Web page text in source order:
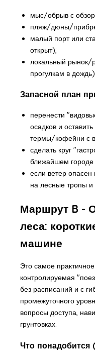
мыс/обрыв с
пляж/дюны/
малый порт или
открыт);
локальный рынок/
прогулкам в
Запасной план
перенести
осадков и
термы/кофейни с
сделать круг
ближайшем городе
если ветер опасен
на лесные тропы и
Маршрут B -
леса:
машине
Это самое
контролируемая
без расписаний и с
промежуточного
вопросы доступа,
грунтовках.
Что понадобится